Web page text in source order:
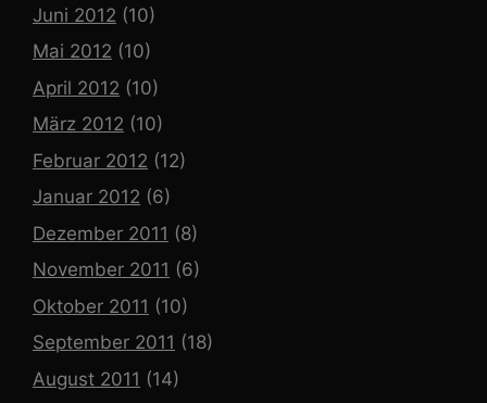
Juni 2012 (10)
Mai 2012 (10)
April 2012 (10)
März 2012 (10)
Februar 2012 (12)
Januar 2012 (6)
Dezember 2011 (8)
November 2011 (6)
Oktober 2011 (10)
September 2011 (18)
August 2011 (14)